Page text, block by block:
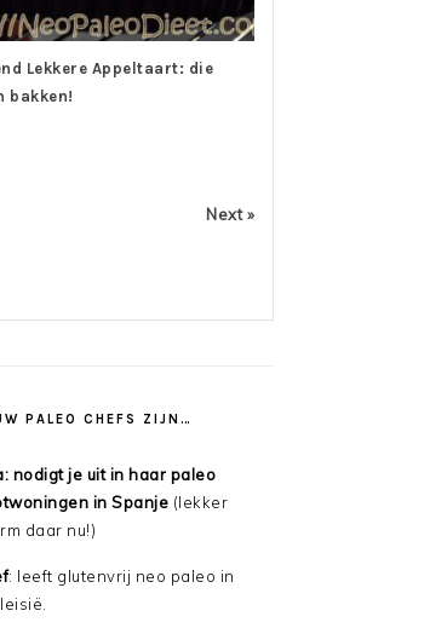
Lekkere Appeltaart: die
bakken!
Next »
PALEO CHEFS ZIJN…
nodigt je uit in haar paleo
in Spanje (lekker
daar nu!)
: leeft glutenvrij neo paleo in